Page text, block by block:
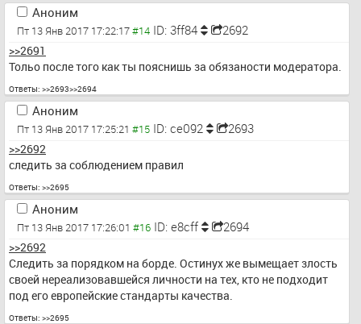
Аноним
Пт 13 Янв 2017 17:22:17 ID: 3ff84 2692
>>2691
Тольо после того как ты пояснишь за обязаности модератора.
Ответы: >>2693>>2694
Аноним
Пт 13 Янв 2017 17:25:21 ID: ce092 2693
>>2692
следить за соблюдением правил
Ответы: >>2695
Аноним
Пт 13 Янв 2017 17:26:01 ID: e8cff 2694
>>2692
Следить за порядком на борде. Остинух же вымещает злость
своей нереализовавшейся личности на тех, кто не подходит
под его европейские стандарты качества.
Ответы: >>2695